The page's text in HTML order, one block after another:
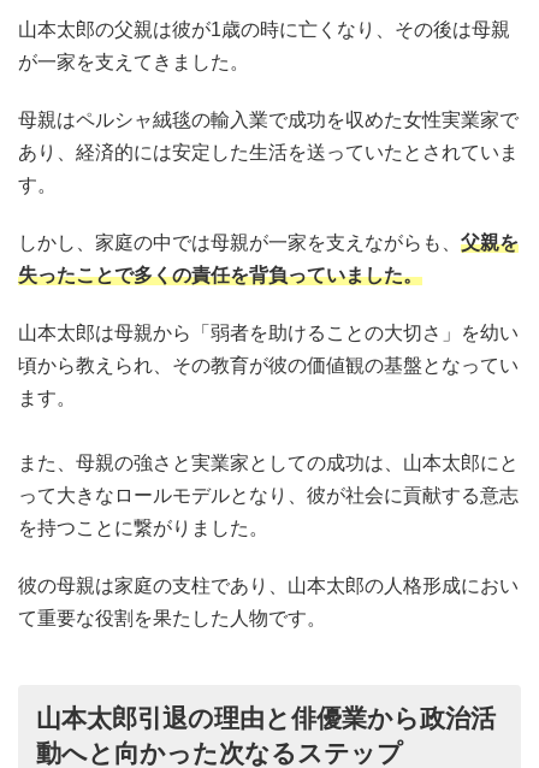
山本太郎の父親は彼が1歳の時に亡くなり、その後は母親
が一家を支えてきました。
母親はペルシャ絨毯の輸入業で成功を収めた女性実業家で
あり、経済的には安定した生活を送っていたとされていま
す。
しかし、家庭の中では母親が一家を支えながらも、 父親を
失ったことで多くの責任を背負っていました。
山本太郎は母親から「弱者を助けることの大切さ」を幼い
頃から教えられ、その教育が彼の価値観の基盤となってい
ます。
また、母親の強さと実業家としての成功は、山本太郎にと
って大きなロールモデルとなり、彼が社会に貢献する意志
を持つことに繋がりました。
彼の母親は家庭の支柱であり、山本太郎の人格形成におい
て重要な役割を果たした人物です。
山本太郎引退の理由と俳優業から政治活
動へと向かった次なるステップ